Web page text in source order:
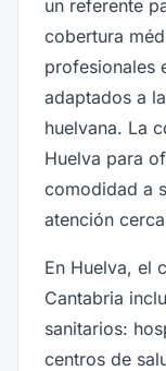
un referente
cobertura
profesionales
adaptados a
huelvana. La
Huelva para
comodidad a
atención
En Huelva, el
Cantabria
sanitarios:
centros de